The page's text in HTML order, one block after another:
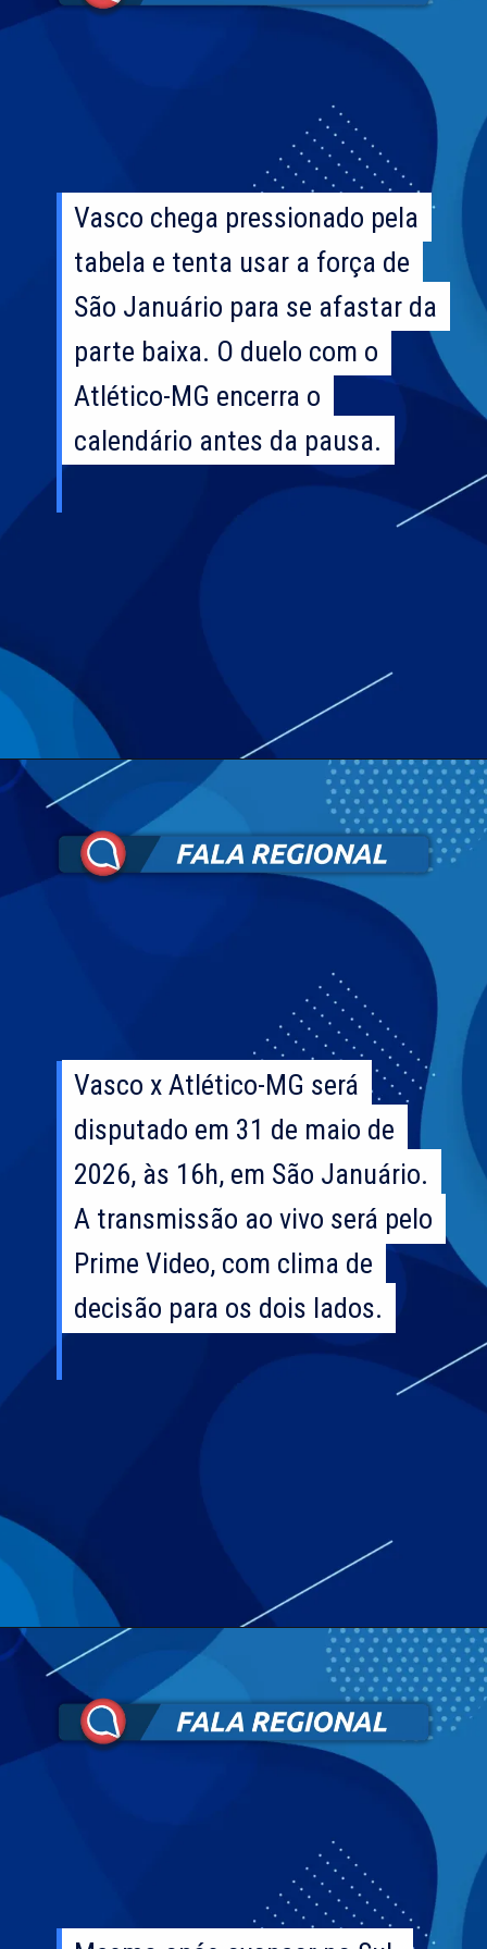
Vasco chega pressionado pela
tabela e tenta usar a força de
São Januário para se afastar da
parte baixa. O duelo com o
Atlético-MG encerra o
calendário antes da pausa.
Vasco chega pressionado pela
tabela e tenta usar a força de
São Januário para se afastar da
parte baixa. O duelo com o
Atlético-MG encerra o
calendário antes da pausa.
Vasco x Atlético-MG será
disputado em 31 de maio de
2026, às 16h, em São Januário.
A transmissão ao vivo será pelo
Prime Video, com clima de
decisão para os dois lados.
Vasco x Atlético-MG será
disputado em 31 de maio de
2026, às 16h, em São Januário.
A transmissão ao vivo será pelo
Prime Video, com clima de
decisão para os dois lados.